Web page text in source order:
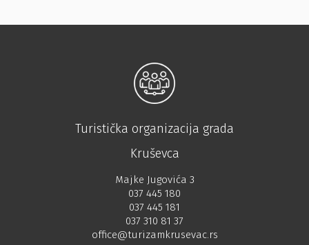
Turistička organizacija grada
Kruševca
Majke Jugovića 3
037 445 180
037 445 181
037 310 81 37
office@turizamkrusevac.rs